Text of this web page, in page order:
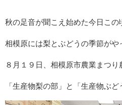
秋の足音が聞こえ始めた今日この
相模原には梨とぶどうの季節がや
８月１９日、相模原市農業まつり
「生産物梨の部」と「生産物ぶ